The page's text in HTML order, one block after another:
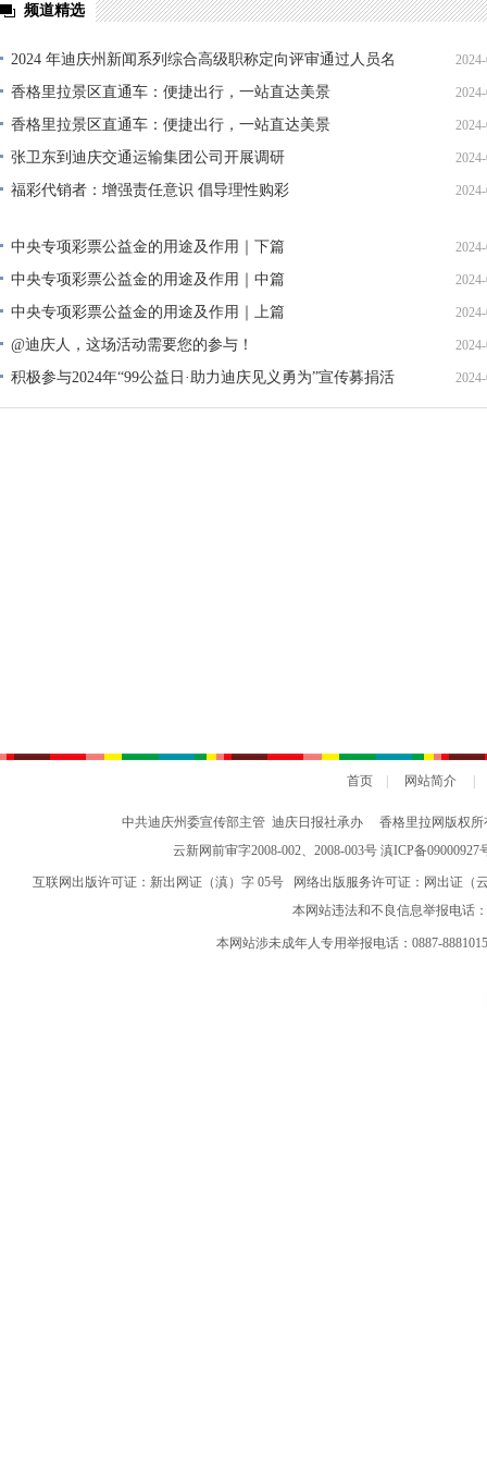
频道精选
2024 年迪庆州新闻系列综合高级职称定向评审通过人员名
单公示
香格里拉景区直通车：便捷出行，一站直达美景
香格里拉景区直通车：便捷出行，一站直达美景
张卫东到迪庆交通运输集团公司开展调研
福彩代销者：增强责任意识 倡导理性购彩
中央专项彩票公益金的用途及作用｜下篇
中央专项彩票公益金的用途及作用｜中篇
中央专项彩票公益金的用途及作用｜上篇
@迪庆人，这场活动需要您的参与！
积极参与2024年“99公益日·助力迪庆见义勇为”宣传募捐活
动倡议书